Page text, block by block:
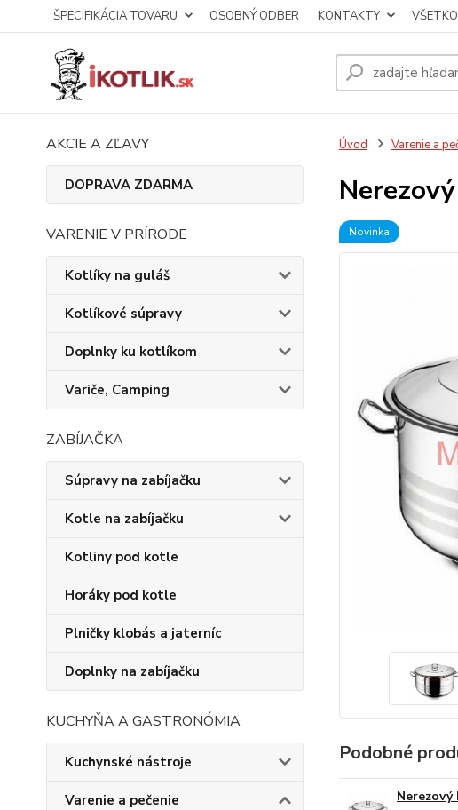
ŠPECIFIKÁCIA TOVARU OSOBNÝ ODBER KONTAKTY
AKCIE A ZĽAVY
DOPRAVA ZDARMA
VARENIE V PRÍRODE
Kotlíky na guláš
Kotlíkové súpravy
Doplnky ku kotlíkom
Variče, Camping
ZABÍJAČKA
Súpravy na zabíjačku
Kotle na zabíjačku
Kotliny pod kotle
Horáky pod kotle
Plničky klobás a jaterníc
Doplnky na zabíjačku
KUCHYŇA A GASTRONÓMIA
Kuchynské nástroje
Varenie a pečenie
Úvod Varenie a
Novinka
Podobné
Nerezový